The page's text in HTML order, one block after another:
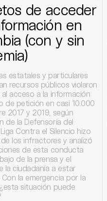
de acceder
en
(con y sin
estatales y particulares
recursos públicos violaron
acceso a la información
de petición en casi 10.000
2017 y 2019, según
de la Defensoría del
Contra el Silencio hizo
los infractores y analizó
de esta conducta
de la prensa y el
la ciudadanía a estar
la emergencia por la
¿esta situación puede